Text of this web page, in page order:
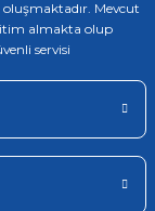
Mevcut
almakta olup
servisi